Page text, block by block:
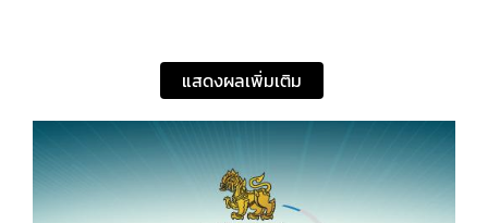
แสดงผลเพิ่มเติม